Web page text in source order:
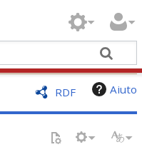
RDF Aiuto